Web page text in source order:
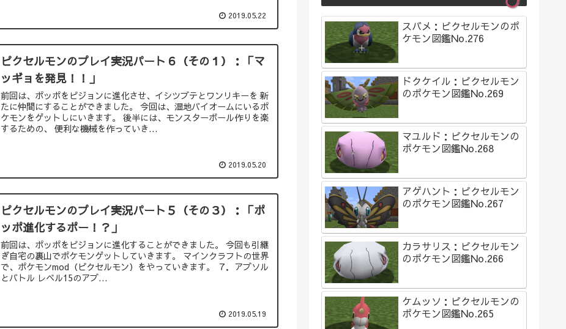
2019.05.22
ピクセルモンのプレイ実況パート６（その１）：「マ
ッギョを発見！！」
前回は、ポッポをピジョンに進化させ、イシツブテとワンリキーを 新
たに仲間にすることができました。 今回は、湿地バイオームにいるポ
ケモンをゲットしにいきます。 後半には、モンスターボール作りを楽
するための、 便利な機械を作っていき...
2019.05.20
ピクセルモンのプレイ実況パート５（その３）：「ポ
ッポ進化するポー！？」
前回は、ポッポをピジョンに進化することができました。 今回も引継
ぎ自宅の裏山でポケモンゲットしていきます。 マインクラフトの世界
で、ポケモンmod（ピクセルモン）をやっていきます。 ７．アブソル
とバトル レベル15のアブ...
2019.05.19
スバメ：ピクセルモンのポ
ケモン図鑑No.276
ドクケイル：ピクセルモン
のポケモン図鑑No.269
マユルド：ピクセルモンの
ポケモン図鑑No.268
アゲハント：ピクセルモン
のポケモン図鑑No.267
カラサリス：ピクセルモン
のポケモン図鑑No.266
ケムッソ：ピクセルモンの
ポケモン図鑑No.265